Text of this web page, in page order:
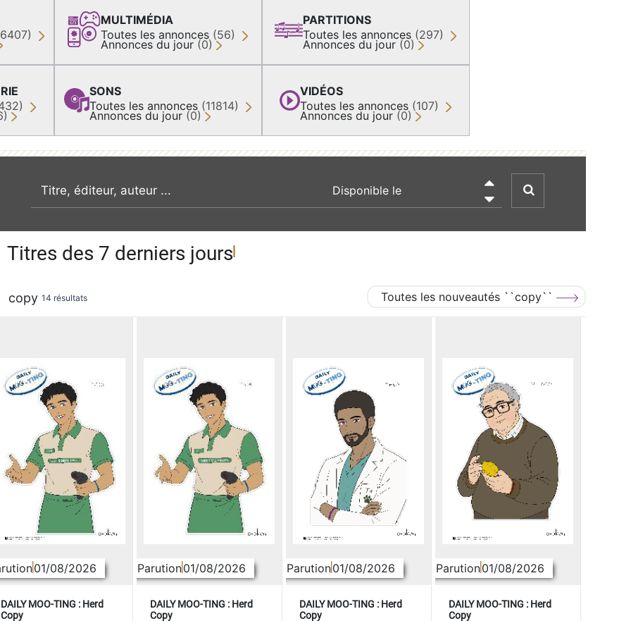
MULTIMÉDIA
Toutes les annonces (56)
Annonces du jour (0)
SONS
Toutes les annonces (11814)
Annonces du jour (0)
PARTITIONS
Toutes les annonces (297)
Annonces du jour (0)
VIDÉOS
Toutes les annonces (107)
Annonces du jour (0)
recherche par mot clé

Titres des 7 derniers jours
copy 14 résultats Toutes les nouveautés ``copy``
01/08/2026
DAILY MOO-TING : Herd
Copy
Parution01/08/2026
DAILY MOO-TING : Herd
Copy
Parution01/08/2026
DAILY MOO-TING : Herd
Copy
Parution01/08/2026
DAILY MOO-TING : Herd
Copy